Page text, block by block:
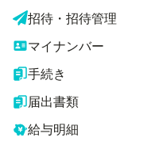
招待・招待管理
マイナンバー
手続き
届出書類
給与明細